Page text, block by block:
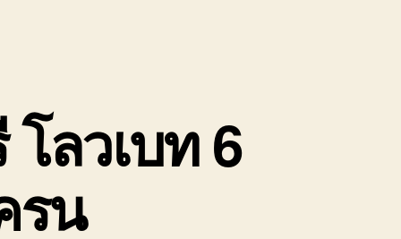
ลวเบท 6
รน